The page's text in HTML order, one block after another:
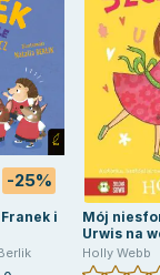
-25%
i
Mój
Urwis na
Holly Webb